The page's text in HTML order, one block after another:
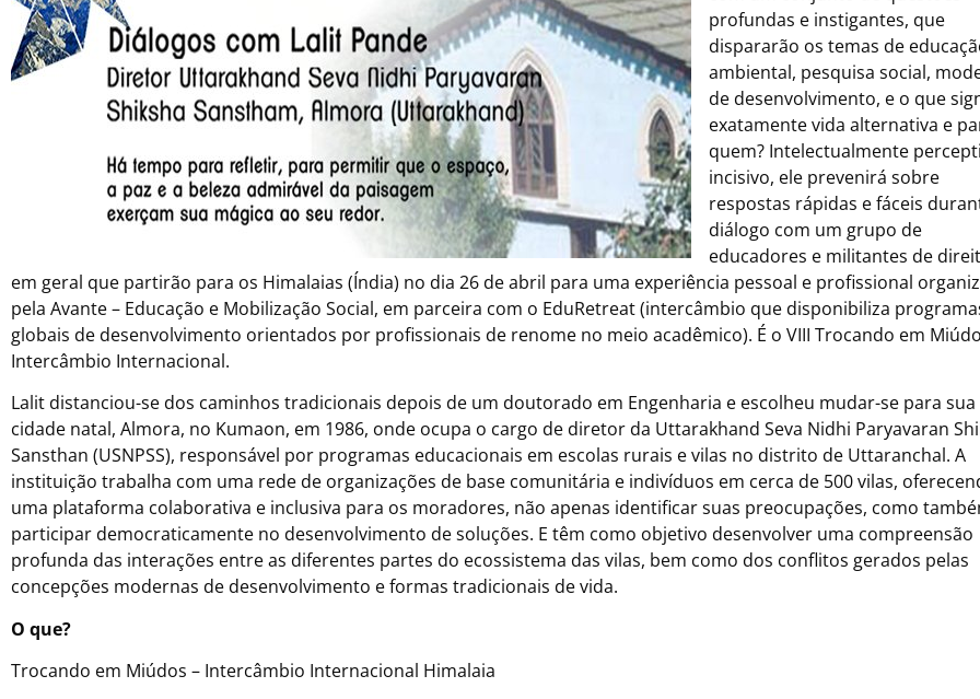
profundas e instigantes, que
dispararão os temas de
ambiental, pesquisa social,
de desenvolvimento, e o que
exatamente vida alternativa e
quem? Intelectualmente
incisivo, ele prevenirá sobre
respostas rápidas e fáceis
diálogo com um grupo de
educadores e militantes de
em geral que partirão para os Himalaias (Índia) no dia 26 de abril para uma experiência pessoal e profissional
pela Avante – Educação e Mobilização Social, em parceira com o EduRetreat (intercâmbio que disponibiliza
globais de desenvolvimento orientados por profissionais de renome no meio acadêmico). É o VIII Trocando em
Intercâmbio Internacional.
Lalit distanciou-se dos caminhos tradicionais depois de um doutorado em Engenharia e escolheu mudar-se para sua
cidade natal, Almora, no Kumaon, em 1986, onde ocupa o cargo de diretor da Uttarakhand Seva Nidhi Paryavaran
Sansthan (USNPSS), responsável por programas educacionais em escolas rurais e vilas no distrito de Uttaranchal. A
instituição trabalha com uma rede de organizações de base comunitária e indivíduos em cerca de 500 vilas,
uma plataforma colaborativa e inclusiva para os moradores, não apenas identificar suas preocupações, como
participar democraticamente no desenvolvimento de soluções. E têm como objetivo desenvolver uma compreensão
profunda das interações entre as diferentes partes do ecossistema das vilas, bem como dos conflitos gerados pelas
concepções modernas de desenvolvimento e formas tradicionais de vida.
O que?
Trocando em Miúdos – Intercâmbio Internacional Himalaia